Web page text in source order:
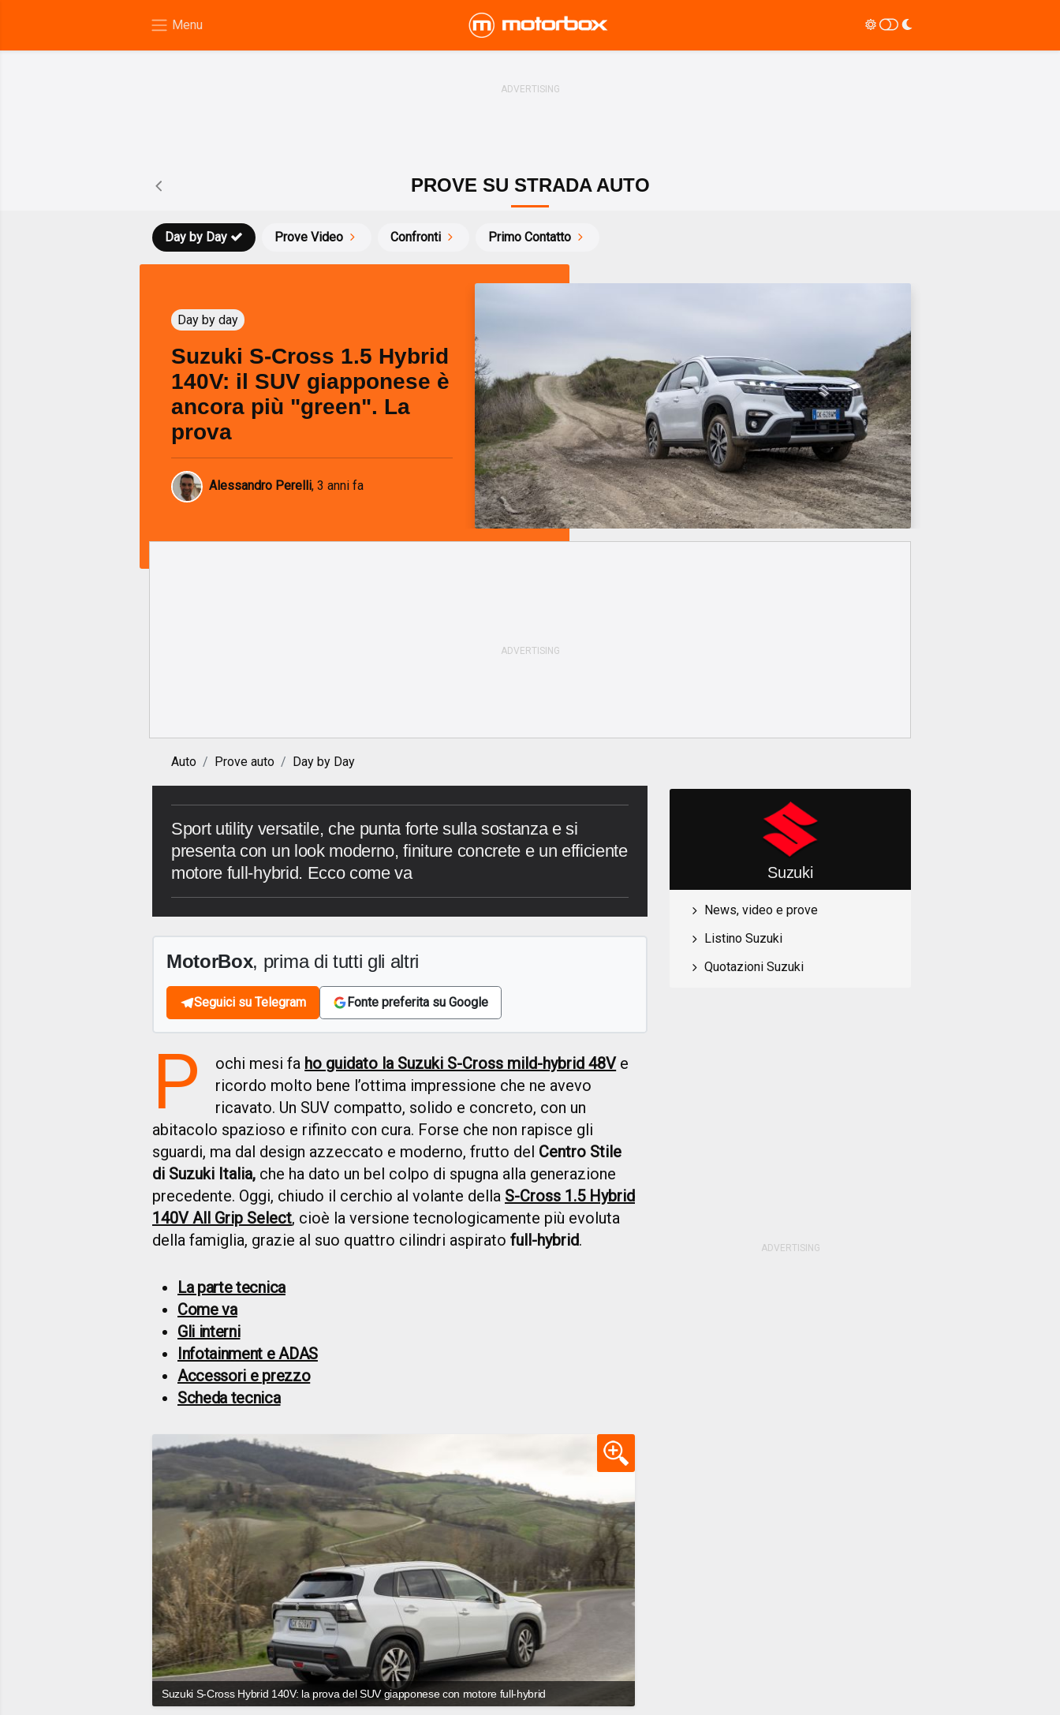
PROVE SU STRADA AUTO
Prove Video Confronti Primo Contatto
Day by Day
Day by day
Suzuki S-Cross 1.5 Hybrid
140V: il SUV giapponese è
ancora più "green". La
prova
Alessandro Perelli, 3 anni fa
Auto Prove auto Day by Day
Sport utility versatile, che punta forte sulla sostanza e si
presenta con un look moderno, finiture concrete e un efficiente
motore full-hybrid. Ecco come va
MotorBox, prima di tutti gli altri
Seguici su Telegram Fonte preferita su Google
P ochi mesi fa ho guidato la Suzuki S-Cross mild-hybrid 48Ve
ricordo molto bene l’ottima impressione che ne avevo
ricavato. Un SUV compatto, solido e concreto, con un
abitacolo spazioso e rifinito con cura. Forse che non rapisce gli
sguardi, ma dal design azzeccato e moderno, frutto del Centro Stile
di Suzuki Italia, che ha dato un bel colpo di spugna alla generazione
precedente. Oggi, chiudo il cerchio al volante della S-Cross 1.5 Hybrid
140V All Grip Select, cioè la versione tecnologicamente più evoluta
della famiglia, grazie al suo quattro cilindri aspirato full-hybrid.
La parte tecnica
Come va
Gli interni
Infotainment e ADAS
Accessori e prezzo
Scheda tecnica
Suzuki S-Cross Hybrid 140V: la prova del SUV giapponese con motore full-hybrid
Suzuki
News, video e prove
Listino Suzuki
Quotazioni Suzuki